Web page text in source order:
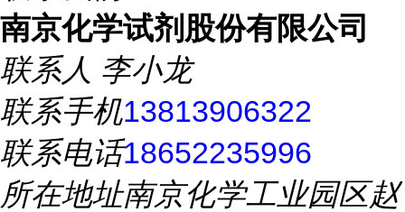
南京化学试剂股份有限公司
联系人 李小龙
联系手机13813906322
联系电话18652235996
所在地址南京化学工业园区赵